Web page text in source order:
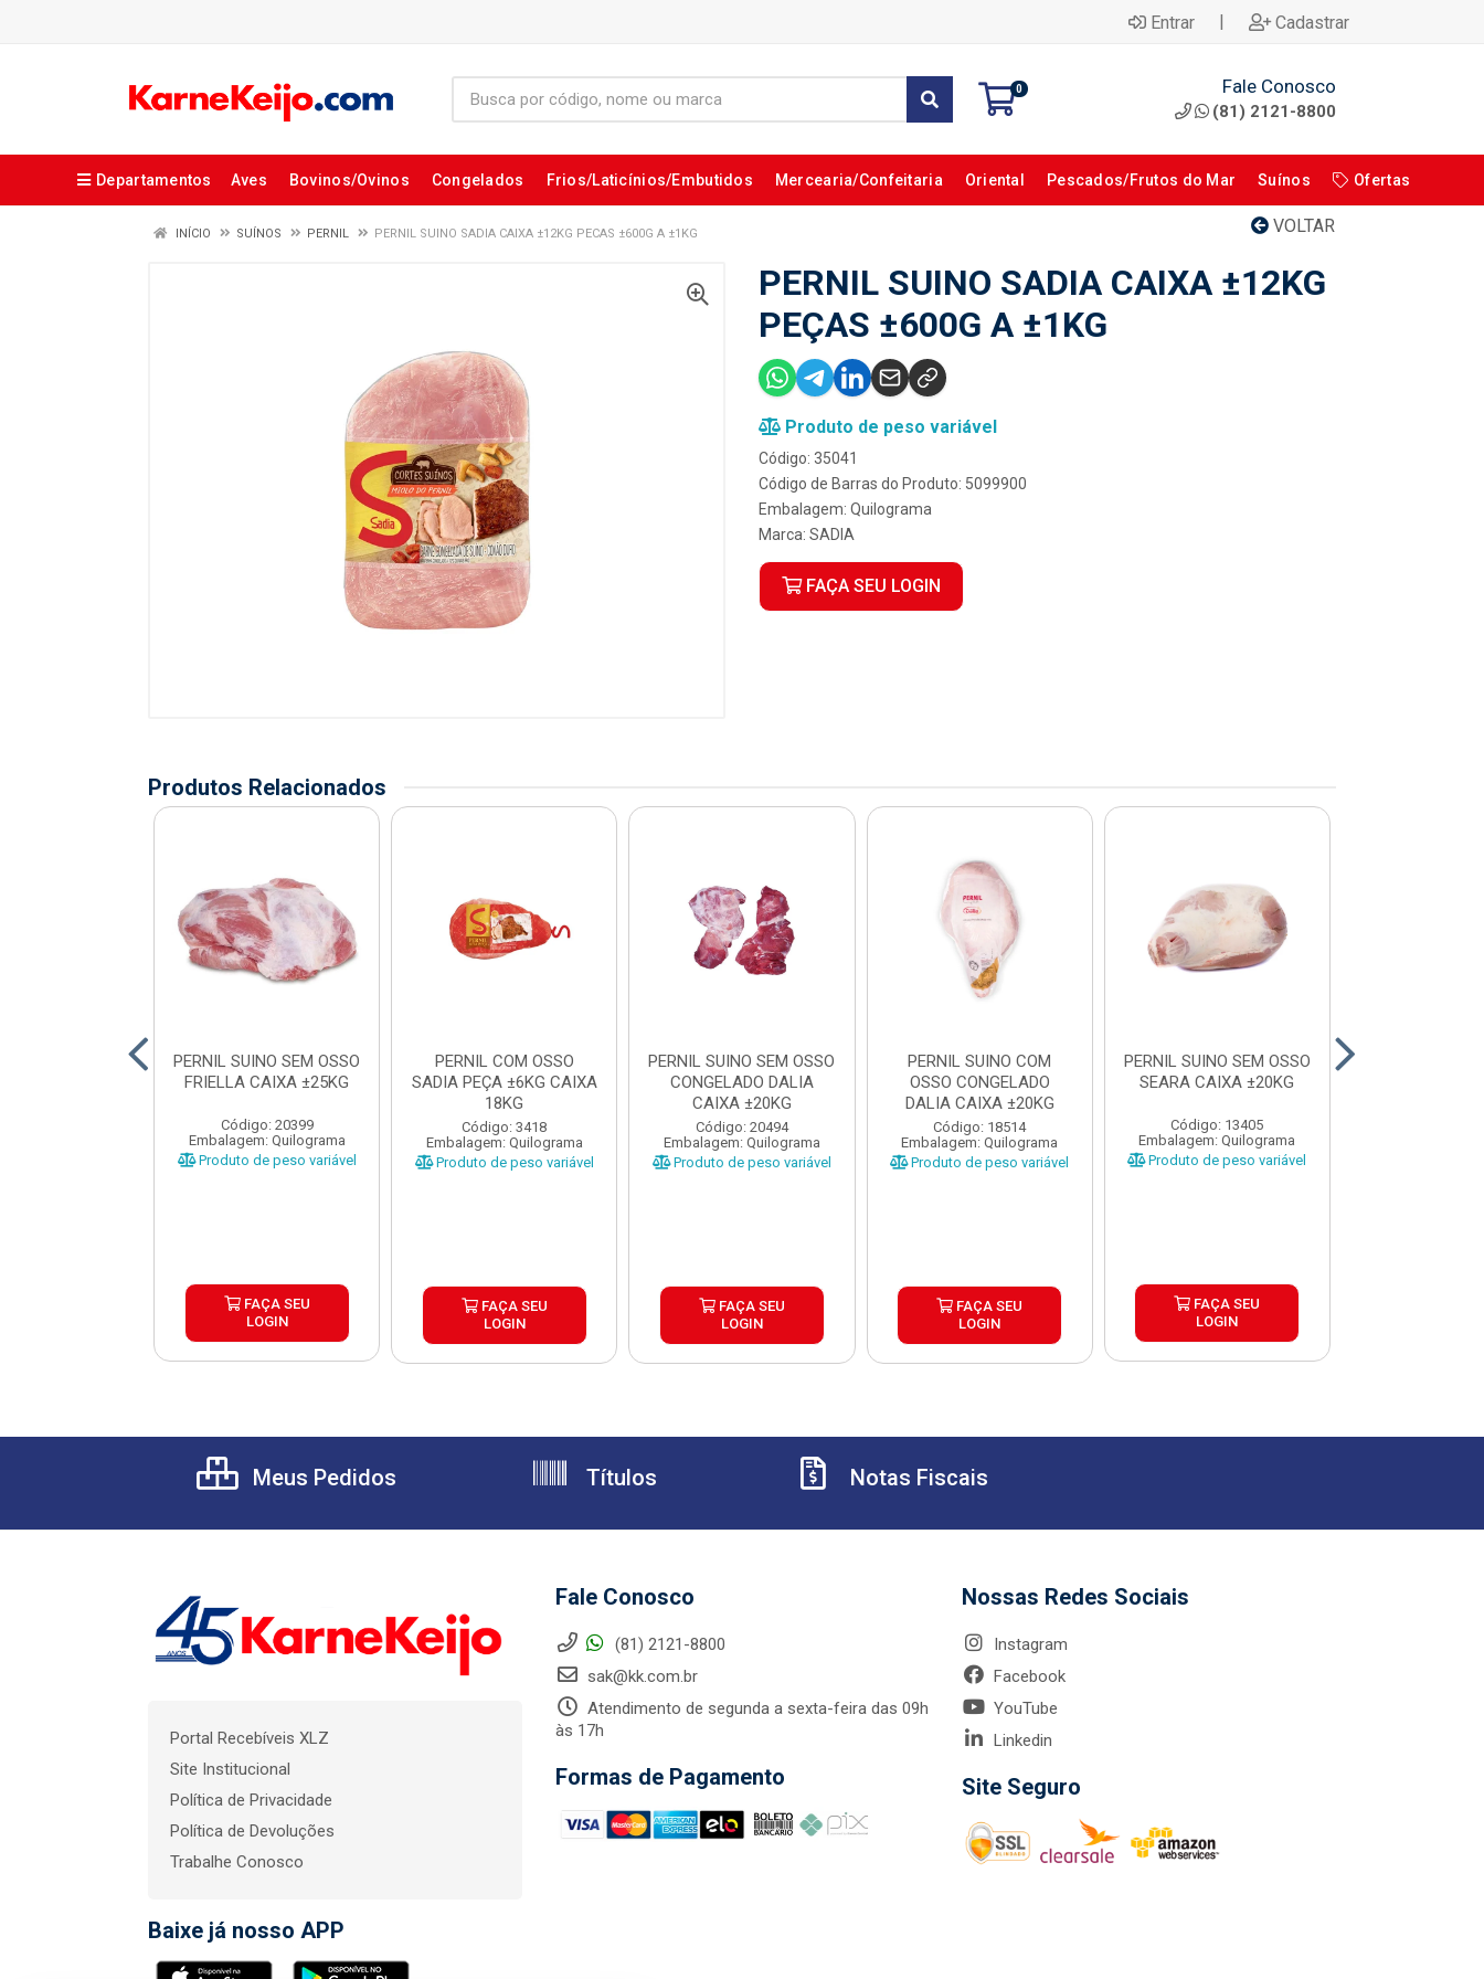
Entrar | Cadastrar
0 Fale Conosco
(81) 2121-8800
Departamentos Aves Bovinos/Ovinos Congelados Frios/Laticínios/Embutidos Mercearia/Confeitaria Oriental Pescados/Frutos do Mar Suínos Ofertas
VOLTAR
INÍCIO SUÍNOS PERNIL PERNIL SUINO SADIA CAIXA ±12KG PECAS ±600G A ±1KG
PERNIL SUINO SADIA CAIXA ±12KG
PEÇAS ±600G A ±1KG
Produto de peso variável
Código: 35041
Código de Barras do Produto: 5099900
Embalagem: Quilograma
Marca: SADIA
FAÇA SEU LOGIN
Produtos Relacionados
PERNIL SUINO SEM OSSO
FRIELLA CAIXA ±25KG
Código: 20399
Embalagem: Quilograma
Produto de peso variável
FAÇA SEU
LOGIN
PERNIL COM OSSO
SADIA PEÇA ±6KG CAIXA
18KG
Código: 3418
Embalagem: Quilograma
Produto de peso variável
FAÇA SEU
LOGIN
PERNIL SUINO SEM OSSO
CONGELADO DALIA
CAIXA ±20KG
Código: 20494
Embalagem: Quilograma
Produto de peso variável
FAÇA SEU
LOGIN
PERNIL SUINO COM
OSSO CONGELADO
DALIA CAIXA ±20KG
Código: 18514
Embalagem: Quilograma
Produto de peso variável
FAÇA SEU
LOGIN
PERNIL SUINO SEM OSSO
SEARA CAIXA ±20KG
Código: 13405
Embalagem: Quilograma
Produto de peso variável
FAÇA SEU
LOGIN
Meus Pedidos Títulos Notas Fiscais
Portal Recebíveis XLZ
Site Institucional
Política de Privacidade
Política de Devoluções
Trabalhe Conosco
Baixe já nosso APP
Fale Conosco
(81) 2121-8800
sak@kk.com.br
Atendimento de segunda a sexta-feira das 09h
às 17h
Formas de Pagamento
Nossas Redes Sociais
Instagram
Facebook
YouTube
Linkedin
Site Seguro